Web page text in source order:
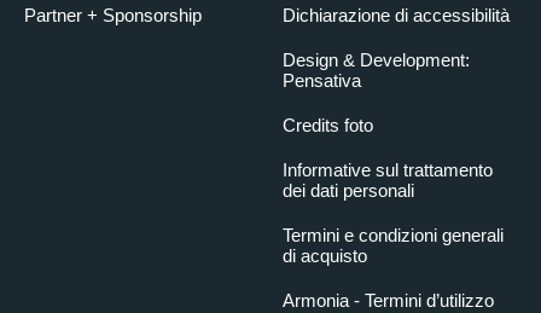
Partner + Sponsorship Dichiarazione di accessibilità
Design & Development:
Pensativa
Credits foto
Informative sul trattamento
dei dati personali
Termini e condizioni generali
di acquisto
Armonia - Termini d’utilizzo